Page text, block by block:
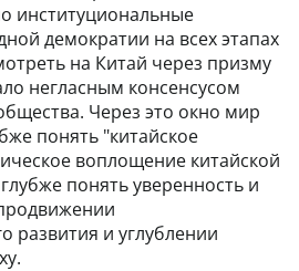
институциональные
демократии на всех этапах
на Китай через призму
негласным консенсусом
Через это окно мир
понять "китайское
воплощение китайской
понять уверенность и
развития и углублении